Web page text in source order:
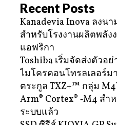
Recent Posts
Kanadevia Inova ลงน
สำหรับโรงงานผลิตพลั
แอฟริกา
Toshiba เริ่มจัดส่งตัวอ
ไมโครคอนโทรลเลอร์ม
ตระกูล TXZ+™ กลุ่ม
Arm® Cortex® ‑M4 ส
ระบบแล้ว